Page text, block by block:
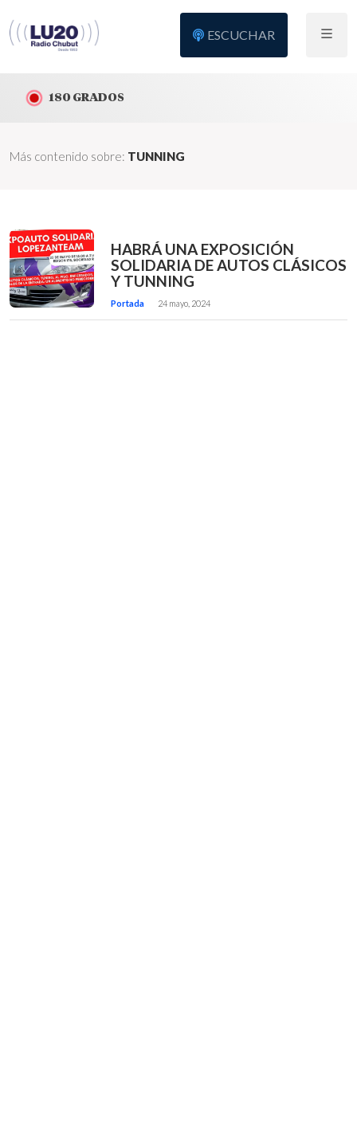
ESCUCHAR
180 GRADOS
Más contenido sobre: TUNNING
HABRÁ UNA EXPOSICIÓN
SOLIDARIA DE AUTOS CLÁSICOS
Y TUNNING
Portada 24 mayo, 2024